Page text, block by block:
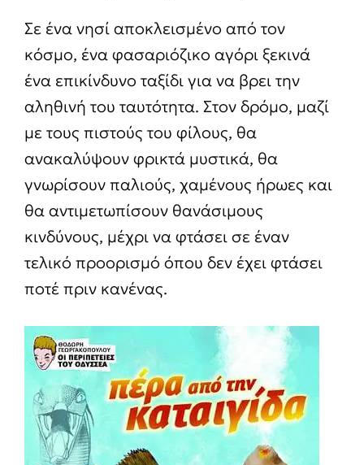
Σε ένα νησί αποκλεισμένο από τον
κόσμο, ένα φασαριόζικο αγόρι ξεκινά
ένα επικίνδυνο ταξίδι για να βρει την
αληθινή του ταυτότητα. Στον δρόμο, μαζί
με τους πιστούς του φίλους, θα
ανακαλύψουν φρικτά μυστικά, θα
γνωρίσουν παλιούς, χαμένους ήρωες και
θα αντιμετωπίσουν θανάσιμους
κινδύνους, μέχρι να φτάσει σε έναν
τελικό προορισμό όπου δεν έχει φτάσει
ποτέ πριν κανένας.